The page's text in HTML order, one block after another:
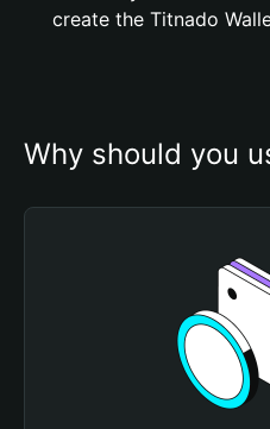
create the Titnado
Why should you